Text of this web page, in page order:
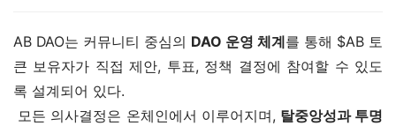
AB DAO는 커뮤니티 중심의 DAO 운영 체계를 통해 $AB 토
큰 보유자가 직접 제안, 투표, 정책 결정에 참여할 수 있도
록 설계되어 있다.
모든 의사결정은 온체인에서 이루어지며, 탈중앙성과 투명